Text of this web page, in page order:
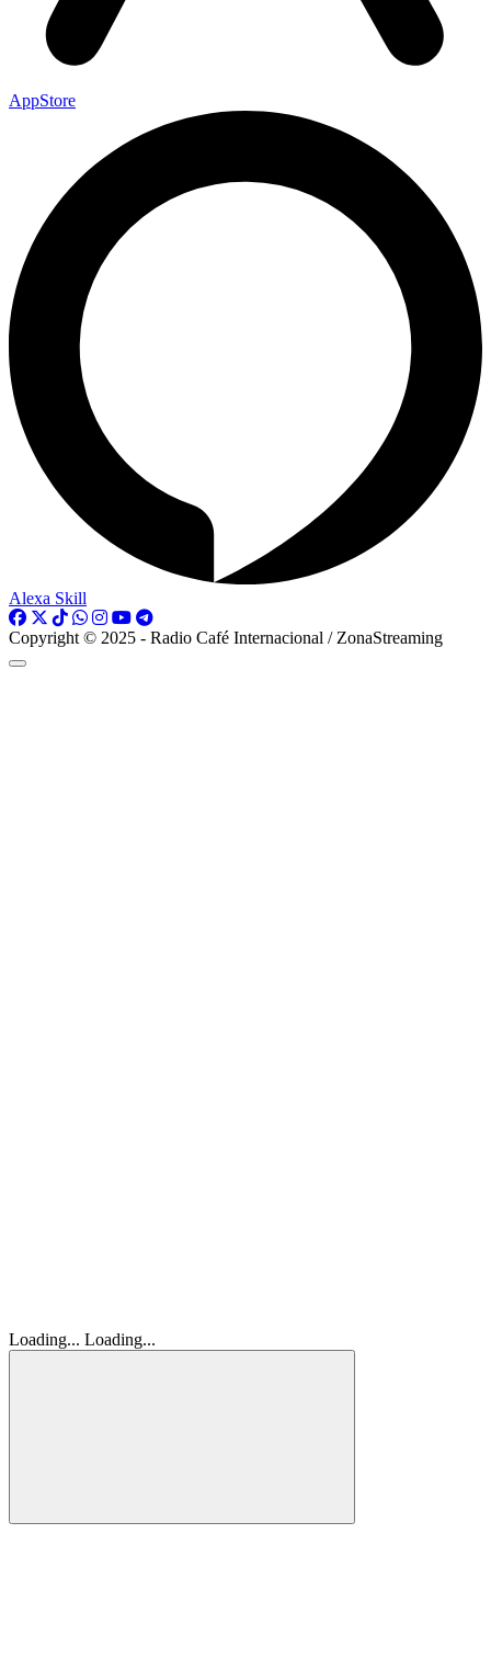
AppStore
Alexa Skill
Copyright © 2025 - Radio Café Internacional / ZonaStreaming
Loading... Loading...